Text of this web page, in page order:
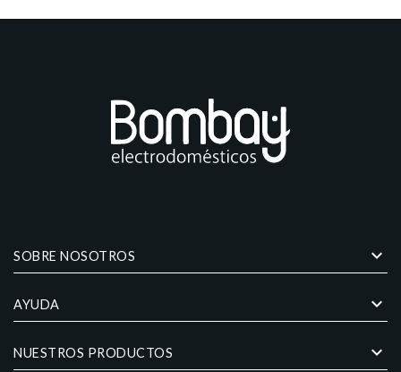
SOBRE NOSOTROS keyboard_arrow_down
AYUDA keyboard_arrow_down
NUESTROS PRODUCTOS keyboard_arrow_down